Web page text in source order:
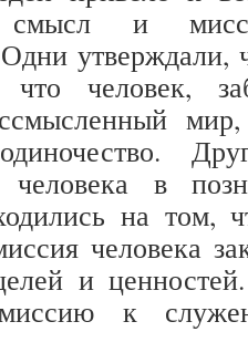
и
утверждали,
что человек,
человека в
на том,
человека
и
миссию к